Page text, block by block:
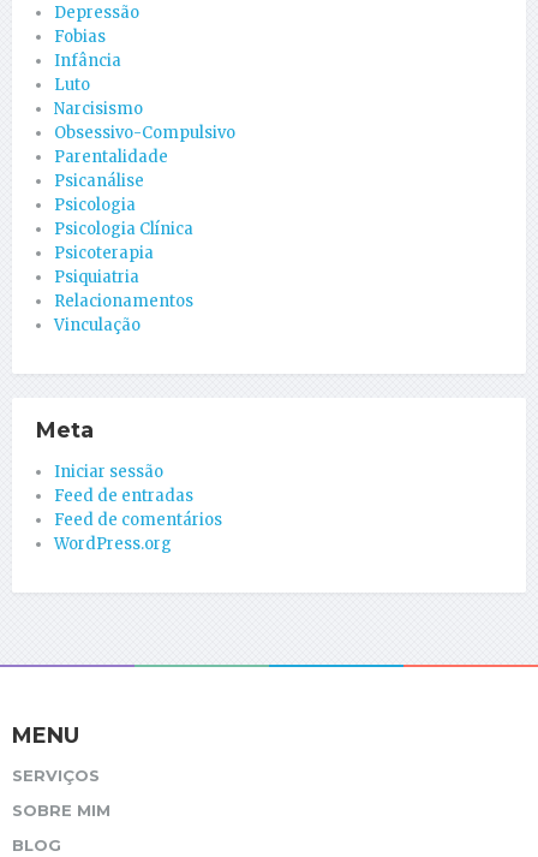
Depressão
Fobias
Infância
Luto
Narcisismo
Obsessivo-Compulsivo
Parentalidade
Psicanálise
Psicologia
Psicologia Clínica
Psicoterapia
Psiquiatria
Relacionamentos
Vinculação
Meta
Iniciar sessão
Feed de entradas
Feed de comentários
WordPress.org
MENU
SERVIÇOS
SOBRE MIM
BLOG